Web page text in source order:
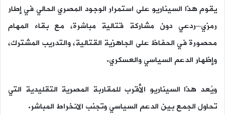
يقوم هذا السيناريو على استمرار الوجود المصري الحالي في إطار
رمزي–ردعي دون مشاركة قتالية مباشرة، مع بقاء المهام
محصورة في الحفاظ على الجاهزية القتالية، والتدريب المشترك،
وإظهار الدعم السياسي والعسكري.
ويُعد هذا السيناريو الأقرب للمقاربة المصرية التقليدية التي
تحاول الجمع بين الدعم السياسي وتجنب الانخراط المباشر.